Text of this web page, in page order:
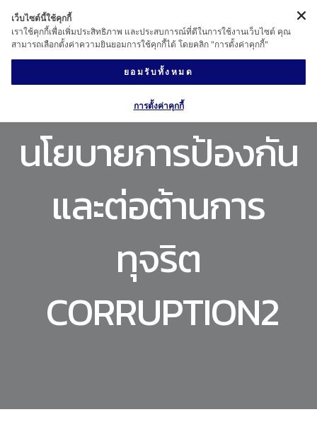
นโยบายการป้องกัน
และต่อต้านการ
ทุจริต
CORRUPTION2
เว็บไซต์นี้ใช้คุกกี้
เราใช้คุกกี้เพื่อเพิ่มประสิทธิภาพ และประสบการณ์ที่ดีในการใช้งานเว็บไซต์ คุณ
สามารถเลือกตั้งค่าความยินยอมการใช้คุกกี้ได้ โดยคลิก "การตั้งค่าคุกกี้"
ยอมรับทั้งหมด
การตั้งค่าคุกกี้